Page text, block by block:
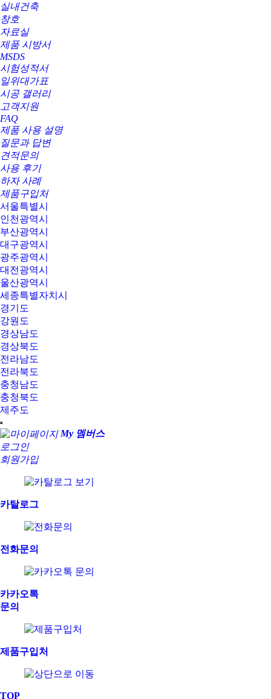
실내건축
창호
자료실
제품 시방서
MSDS
시험성적서
일위대가표
시공 갤러리
고객지원
FAQ
제품 사용 설명
질문과 답변
견적문의
사용 후기
하자 사례
제품구입처
서울특별시
인천광역시
부산광역시
대구광역시
광주광역시
대전광역시
울산광역시
세종특별자치시
경기도
강원도
경상남도
경상북도
전라남도
전라북도
충청남도
충청북도
제주도
My 멤버스
로그인
회원가입
카탈로그
전화문의
카카오톡
문의
제품구입처
TOP